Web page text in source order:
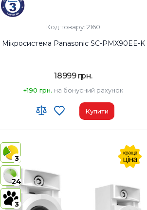
Код товару: 2160
Мікросистема Panasonic SC-PMX90EE-K
18999 грн.
+190 грн. на бонусний рахунок
Купити
Країна-виробник товару:
AirPlay:
USB:USB Type-A x1/USB Type-B x1
Bluetooth:Так
3
24
3